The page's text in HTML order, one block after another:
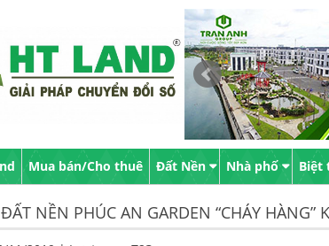
Mua bán/Cho thuê Đất Nền Nhà phố Biệt
NỀN PHÚC AN GARDEN “CHÁY HÀNG”